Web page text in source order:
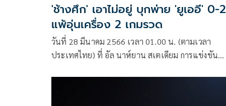
'ช้างศึก' เอาไม่อยู่ บุกพ่าย 'ยูเออี' 0-2
แพ้อุ่นเครื่อง 2 เกมรวด
วันที่ 28 มีนาคม 2566 เวลา 01.00 น. (ตามเวลา
ประเทศไทย) ที่ อัล นาห์ยาน สเตเดียม การแข่งขัน